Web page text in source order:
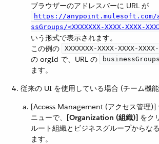
ブラウザーのアドレスバーに URL が ​
https://anypoint.mulesoft.com/
ssGroups/<XXXXXXX-XXXX-XXXX-
いう形式で表示されます。
この例の ​
XXXXXXX-XXXX-XXXX-XXXX-
の orgId で、URL の ​
ます。
従来の UI を使用している場合 (チーム機
[Access Management (アクセス管理)]
ニューで、​ [Organization (組織)] をク
ルート組織とビジネスグループからな
ます。